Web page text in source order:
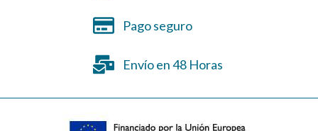
Pago seguro
Envío en 48 Horas